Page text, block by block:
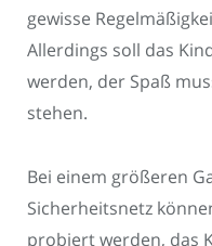
gewisse
Allerdings soll das
werden, der Spaß
stehen.
Bei einem größeren
Sicherheitsnetz
probiert werden, das